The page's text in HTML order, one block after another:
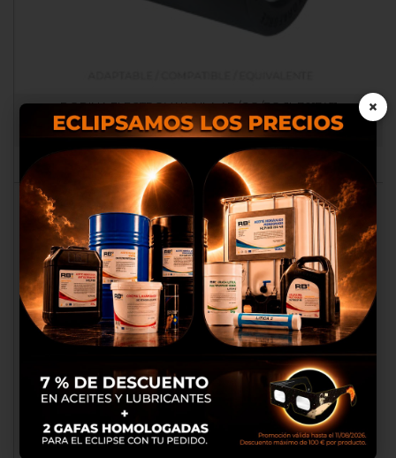
BOBINA ELECTROVALVULA AD/CO/EQ JL 7017451
RB060152
Nosotros utilizamos cookies
propias y de terceros para
proporcionarte una mejor
experiencia de compra, realizar
un análisis estadístico que nos
sirve para mejorar el servicio y
poder ofrecerte los mejores
productos en anuncios
publicitarios.
Aceptar cookies
×